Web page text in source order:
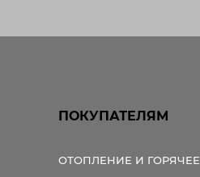
ПОКУПАТЕЛЯМ
ОТОПЛЕНИЕ И ГОРЯЧЕЕ